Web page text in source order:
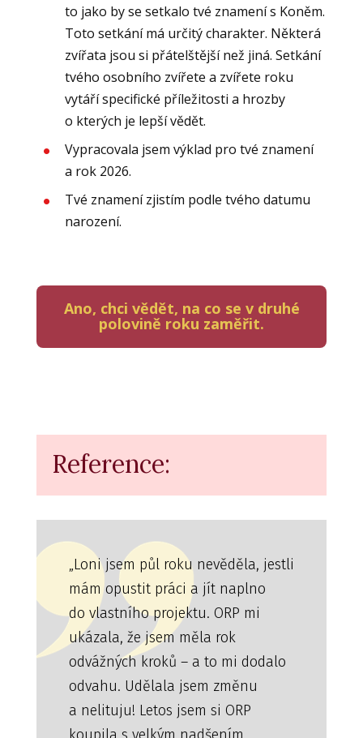
to jako by se setkalo tvé znamení s Koněm.
Toto setkání má určitý charakter. Některá
zvířata jsou si přátelštější než jiná. Setkání
tvého osobního zvířete a zvířete roku
vytáří specifické příležitosti a hrozby
o kterých je lepší vědět.
Vypracovala jsem výklad pro tvé znamení
a rok 2026.
Tvé znamení zjistím podle tvého datumu
narození.
Ano, chci vědět, na co se v druhé
polovině roku zaměřit.
Reference:
„Loni jsem půl roku nevěděla, jestli
mám opustit práci a jít naplno
do vlastního projektu. ORP mi
ukázala, že jsem měla rok
odvážných kroků – a to mi dodalo
odvahu. Udělala jsem změnu
a nelituju! Letos jsem si ORP